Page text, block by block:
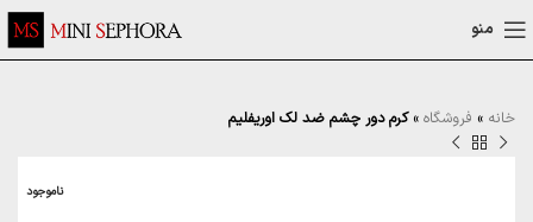
منو
خانه » فروشگاه »کرم دور چشم ضد لک اوریفلیم
ناموجود